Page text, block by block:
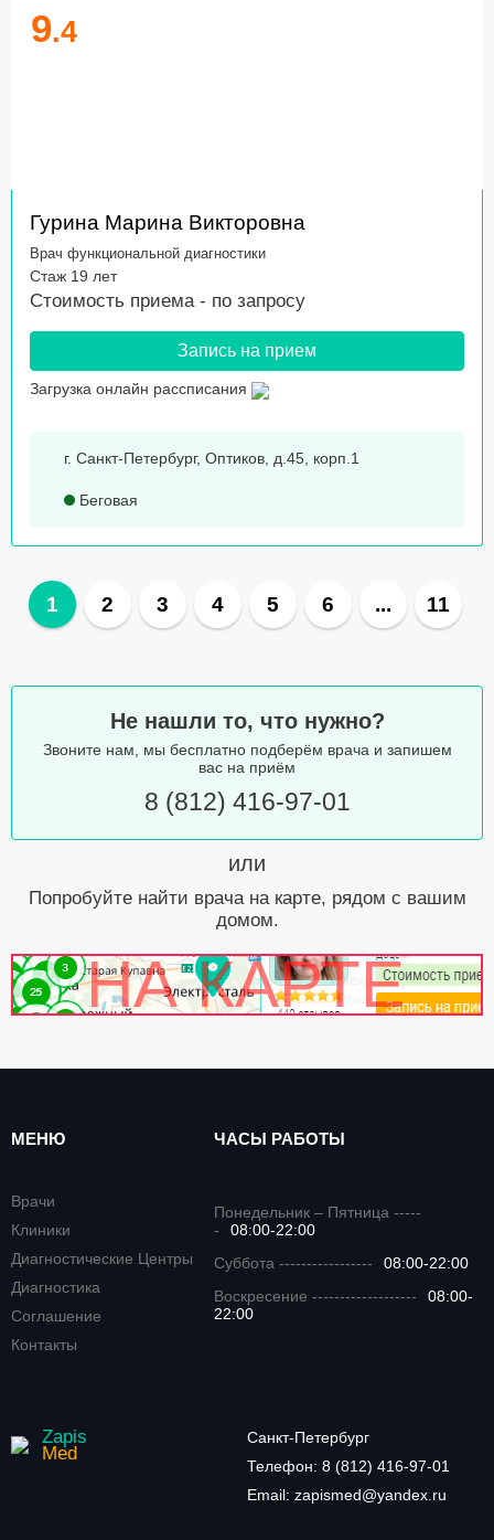
9.4
Гурина Марина Викторовна
Врач функциональной диагностики
Стаж 19 лет
Стоимость приема - по запросу
Запись на прием
Загрузка онлайн рассписания
г. Санкт-Петербург, Оптиков, д.45, корп.1
Беговая
1 2 3 4 5 6 ... 11
Не нашли то, что нужно?
Звоните нам, мы бесплатно подберём врача и запишем
вас на приём
8 (812) 416-97-01
или
Попробуйте найти врача на карте, рядом с вашим
домом.
МЕНЮ
Врачи
Клиники
Диагностические Центры
Диагностика
Соглашение
Контакты
ЧАСЫ РАБОТЫ
Понедельник – Пятница -----
-
08:00-22:00
Суббота -----------------
08:00-22:00
Воскресение -------------------
08:00-
22:00
Zapis
Med
Санкт-Петербург
Телефон: 8 (812) 416-97-01
Email: zapismed@yandex.ru